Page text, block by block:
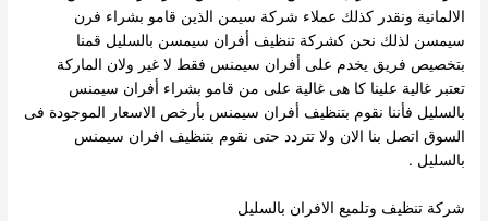
الالمانية ونقدر كذلك عملاء شركة سيمن الذين قامو بشراء فرن
سيمسن لذلك نحن كشركة تنظيف أفران سيمسن بالسليل قمنا
بتخصيص فريق يخدم على أفران سيمنس فقط لا غير ولان الماركة
تعتبر غالية علينا كا هى غالية على من قامو بشراء أفران سيمنس
بالسليل فأننا نقوم بتنظيف أفران سيمنس بأرخص الاسعار الموجودة فى
السوق اتصل بنا الان ولا تتردد حتى نقوم بتنظيف افران سيمنس
بالسليل .
شركة تنظيف وتلميع الافران بالسليل